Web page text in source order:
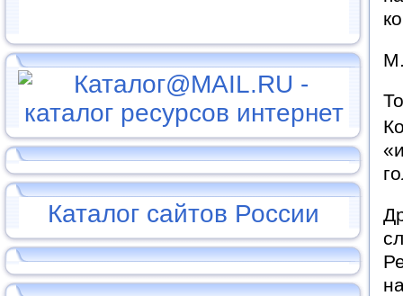
Каталог сайтов России